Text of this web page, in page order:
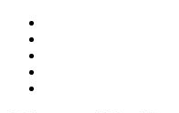
Skip
content